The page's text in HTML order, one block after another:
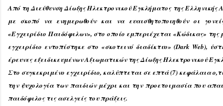
Από τη Διεύθυνση Δίωξης Ηλεκτρονικού Εγκλήματος της Ελληνικής
με σκοπό να ενημερωθούν και να ευαισθητοποιηθούν οι
«Εγχειρίδιο Παιδόφιλων», στο οποίο εμπεριέχεται «Κώδικας» της
εγχειρίδιο εντοπίστηκε στο «σκοτεινό διαδίκτυο» (Dark Web),
έρευνες εξειδικευμένων Αξιωματικών της Δίωξης Ηλεκτρονικού
Στο συγκεκριμένο εγχειρίδιο, καλύπτεται σε επτά (7) κεφάλαια
την ψυχολογία των παιδιών μέχρι και την προετοιμασία που
παιδόφιλος τις ασελγείς του πράξεις.